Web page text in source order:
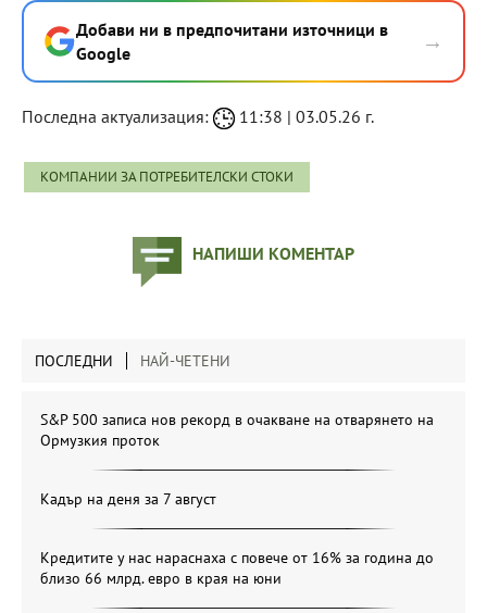
Добави ни в предпочитани източници в
Google
→
Последна актуализация: 11:38 | 03.05.26 г.
КОМПАНИИ ЗА ПОТРЕБИТЕЛСКИ СТОКИ
НАПИШИ КОМЕНТАР
ПОСЛЕДНИ НАЙ-ЧЕТЕНИ
S&P 500 записа нов рекорд в очакване на отварянето на
Ормузкия проток
Кадър на деня за 7 август
Кредитите у нас нараснаха с повече от 16% за година до
близо 66 млрд. евро в края на юни